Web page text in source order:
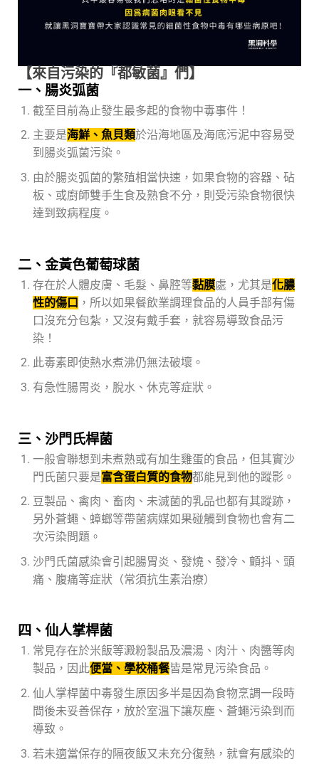
【來自污染的『都敏菌』們】
一、腸炎弧菌
截至目前為止發生最多起的食物中毒事件！
主要是海鮮、魚貝類於沿海地區及海底污泥中容易受
到腸炎弧菌污染。
由於腸炎弧菌的繁殖相當快速，如果食物的容器、砧
板、或廚師雙手生食及熟食不分，則受污染食物很快
達到致病程度。
二、金黃色葡萄球菌
存在於人體皮膚、毛髮、鼻腔等黏膜處，尤其是化膿
性的傷口 ，所以如果餐飲業調理食品的人員手部有傷
口沒充分包紮，又沒有戴手套，就容易導致食品污
染！
此毒素即使熱水煮沸仍無法破壞。
有急性腸胃炎，脫水、休克等症狀。
三、沙門氏桿菌
一般會聯想到未煮熟或有加生雞蛋的食品，但其實沙
門氏菌只要是富含蛋白質的食物都能見到他的蹤影。
豆製品、禽肉、畜肉、未滅菌的乳品也都有其蹤跡，
另外蒼蠅、蟑螂等帶菌病媒如果碰觸到食物也會有二
次污染問題。
沙門氏菌感染會引起腸胃炎、發燒、發冷、顫抖、頭
痛、腹痛等症狀（常須抗生素治療）
四、仙人掌桿菌
常見存在於米飯等澱粉製品及濃湯、肉汁、肉醬等肉
製品，因此便當、學校桶餐皆是常見污染食品。
仙人掌桿菌中毒發生原因多半是因為食物烹調一段時
間後未妥善保存，放於室溫下讓灰塵、蒼蠅污染到而
導致。
若未適當保存的隔夜飯又未充分復熱，就會有感染的